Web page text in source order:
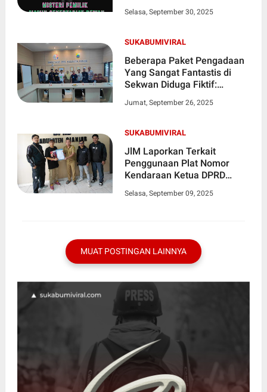
Selasa, September 30, 2025
SUKABUMIVIRAL
Beberapa Paket Pengadaan
Yang Sangat Fantastis di
Sekwan Diduga Fiktif:
Tidak ada Pemiliknya
Jumat, September 26, 2025
SUKABUMIVIRAL
JlM Laporkan Terkait
Penggunaan Plat Nomor
Kendaraan Ketua DPRD
Selasa, September 09, 2025
MUAT POSTINGAN LAINNYA